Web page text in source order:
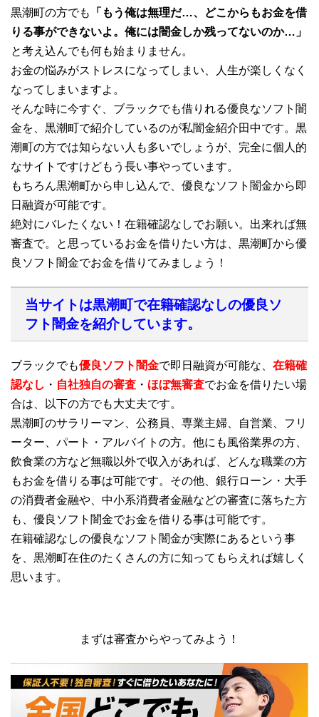
黒潮町の方でも
「もう俺は無理だ…、どこからもお金を借
りる事ができないよ。俺には闇金しか残ってないのか…」
と考え込んでも何も始まりません。
お金の悩みがストレスになってしまい、人生が楽しくなく
なってしまいますよ。
そんな時に今すぐ、ブラックでも借りれる優良なソフト闇
金を、黒潮町で紹介しているのが私闇金紹介田中です。黒
潮町の方では知らない人も多いでしょうが、完全に個人的
なサイトですけどもう長い事やっています。
もちろん黒潮町から申し込んで、優良なソフト闇金から即
日融資が可能です。
絶対にバレたくない！在籍確認なしでお願い。出来れば無
審査で。と思っているお金を借りたい方は、黒潮町から優
良ソフト闇金でお金を借りてみましょう！
当サイトは黒潮町で在籍確認なしの優良ソ
フト闇金を紹介しています。
ブラックでも優良ソフト闇金で即日融資が可能な、 在籍確
認なし ・ 自社独自の審査 ・ ほぼ無審査でお金を借りたい場
合は、以下の方でも大丈夫です。
黒潮町のサラリーマン、公務員、専業主婦、自営業、フリ
ーター、パート・アルバイトの方。他にも風俗業界の方、
飲食業の方など無職以外で収入があれば、どんな職業の方
もお金を借りる事は可能です。その他、銀行ローン・大手
の消費者金融や、中小系消費者金融などの審査に落ちた方
も、優良ソフト闇金でお金を借りる事は可能です。
在籍確認なしの優良なソフト闇金が実際にあるという事
を、黒潮町在住のたくさんの方に知ってもらえれば嬉しく
思います。
まずは審査からやってみよう！